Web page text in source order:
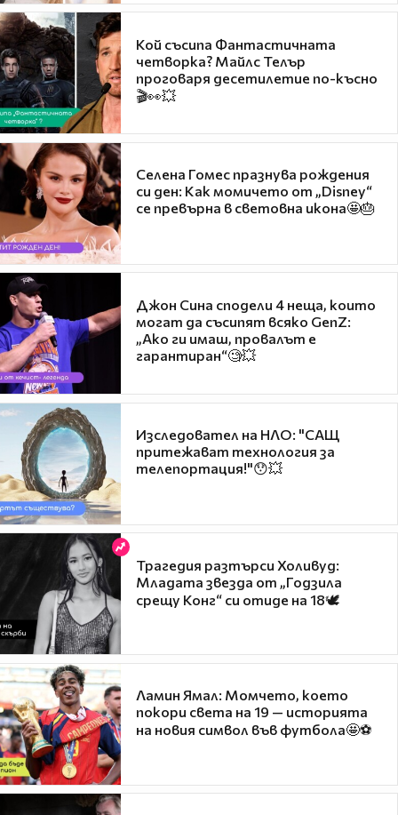
Кой съсипа Фантастичната
четворка? Майлс Телър
проговаря десетилетие по-късно
🎬👀💥
Селена Гомес празнува рождения
си ден: Как момичето от „Disney“
се превърна в световна икона🤩🎂
Джон Сина сподели 4 неща, които
могат да съсипят всяко GenZ:
„Ако ги имаш, провалът е
гарантиран“🧐💥
Изследовател на НЛО: "САЩ
притежават технология за
телепортация!"😯💥
Трагедия разтърси Холивуд:
Младата звезда от „Годзила
срещу Конг“ си отиде на 18🕊️
Ламин Ямал: Момчето, което
покори света на 19 — историята
на новия символ във футбола🤩⚽